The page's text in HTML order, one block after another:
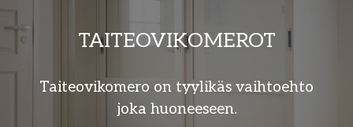
TAITEOVIKOMEROT
Taiteovikomero on tyylikäs vaihtoehto
joka huoneeseen.